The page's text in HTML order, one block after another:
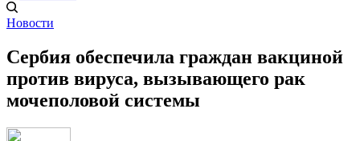
Новости
Сербия обеспечила граждан вакциной
против вируса, вызывающего рак
мочеполовой системы